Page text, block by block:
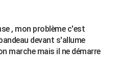
, mon problème c'est
devant s'allume
marche mais il ne démarre